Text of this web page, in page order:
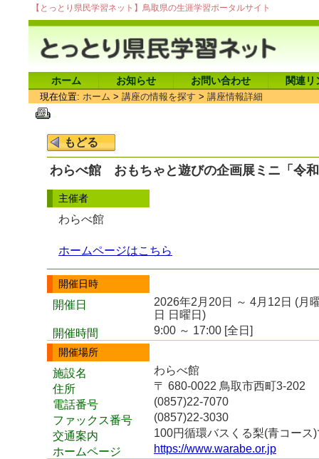
【とっとり県民学習ネット】鳥取県の生涯学習ポータルサイト
ホーム お知らせ お問い合わせ 関連リ
現在位置: ホーム > 講座の情報を探す > 講座情報詳細
わらべ館 おもちゃと遊びの企画展ミニ「令
主催者
わらべ館
ホームページはこちら
開催日時
開催日
2026年2月20日 ～ 4月12日 (月
日 日曜日)
開催時間
9:00 ～ 17:00 [全日]
開催場所
施設名
わらべ館
住所
〒 680-0022 鳥取市西町3-202
電話番号
(0857)22-7070
ファックス番号
(0857)22-3030
交通案内
100円循環バスくる梨(青コー
ホームページ
https://www.warabe.or.jp